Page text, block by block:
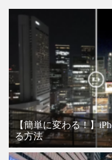
【簡単に変わる！】
る方法